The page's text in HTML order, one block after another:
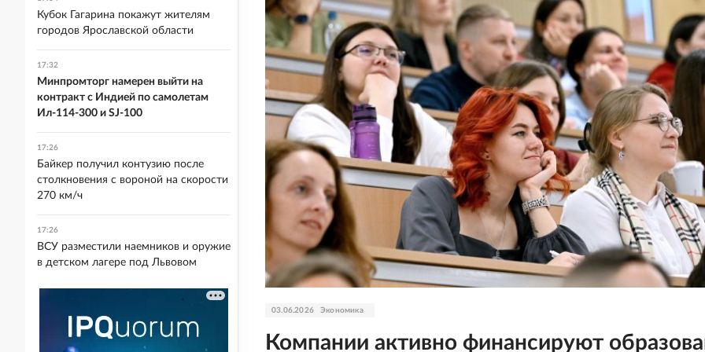
03.06.2026 Экономика
Компании активно финансируют
Кубок Гагарина покажут жителям
городов Ярославской области
17:32
Минпромторг намерен выйти на
контракт с Индией по самолетам
Ил-114-300 и SJ-100
17:26
Байкер получил контузию после
столкновения с вороной на скорости
270 км/ч
17:26
ВСУ разместили наемников и оружие
в детском лагере под Львовом